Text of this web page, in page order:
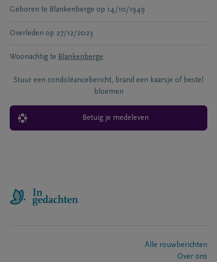
Geboren te Blankenberge op 14/10/1949
Overleden op 27/12/2023
Woonachtig te Blankenberge
Stuur een condoléancebericht, brand een kaarsje of bestel
bloemen
Betuig je medeleven
Alle rouwberichten
Over ons